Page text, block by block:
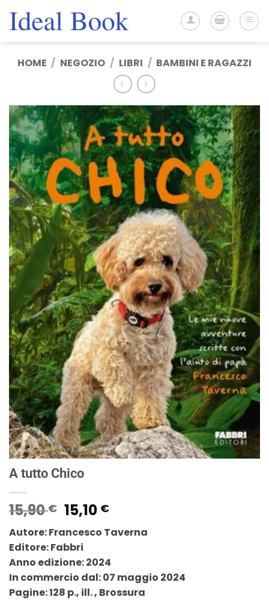
HOME / NEGOZIO / LIBRI / BAMBINI E RAGAZZI
A tutto Chico
15,90€ Il
prezzo
originale
era:
15,90 €.
15,10 €Il
attuale
15,10 €.
Autore: Francesco Taverna
Editore: Fabbri
Anno edizione: 2024
In commercio dal: 07 maggio 2024
Pagine: 128 p., ill. , Brossura